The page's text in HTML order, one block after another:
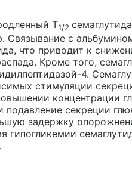
T1/2
Связывание с
что приводит к
Кроме того,
4.
стимуляции
концентрации
подавление секреции
задержку
гипогликемии